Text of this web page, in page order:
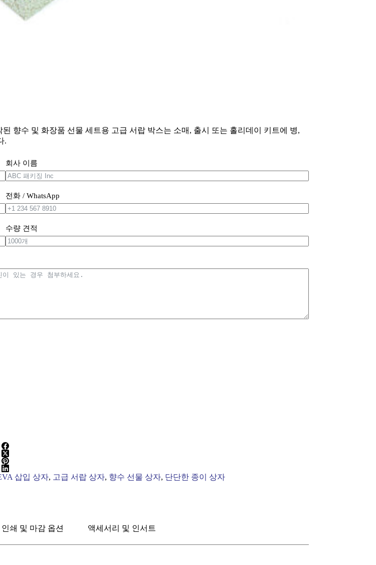
향수 및 화장품 선물 세트용 고급 서랍 박스는 소매, 출시 또는 홀리데이 키트에 병,
.
회사 이름
전화 / WhatsApp
수량 견적
삽입 상자, 고급 서랍 상자, 향수 선물 상자, 단단한 종이 상자
인쇄 및 마감 옵션 액세서리 및 인서트